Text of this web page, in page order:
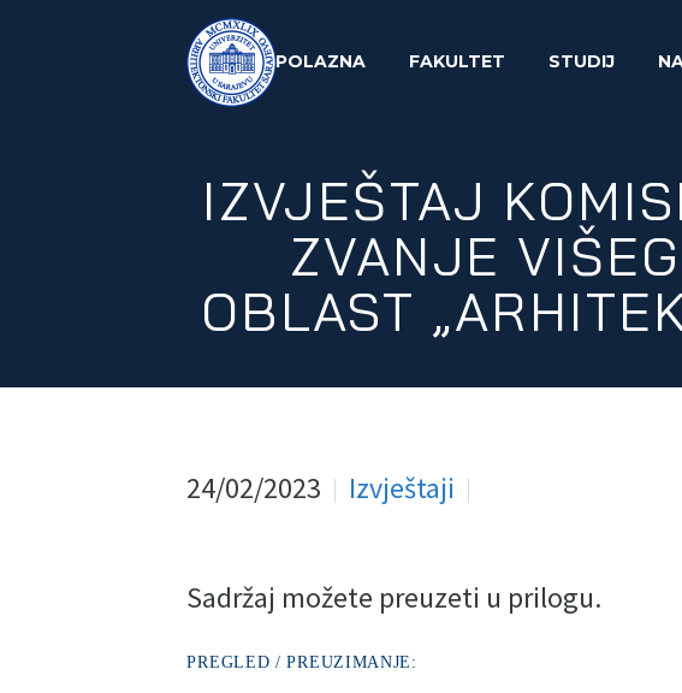
POLAZNA FAKULTET STUDIJ
IZVJEŠTAJ
ZVANJE
OBLAST
24/02/2023 Izvještaji
Sadržaj možete preuzeti u prilogu.
PREGLED / PREUZIMANJE: